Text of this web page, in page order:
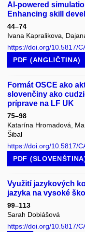
AI-powered
Enhancing skill
44–74
Ivana Kapralikova,
https://doi.org/10.5817/
PDF (ANGLIČTINA)
Formát OSCE ako
slovenčiny ako
príprave na LF UK
75–98
Katarína Hromadová,
Šibal
https://doi.org/10.5817/
PDF
Využití jazykových
jazyka na vysoké
99–113
Sarah Dobiášová
https://doi.org/10.5817/